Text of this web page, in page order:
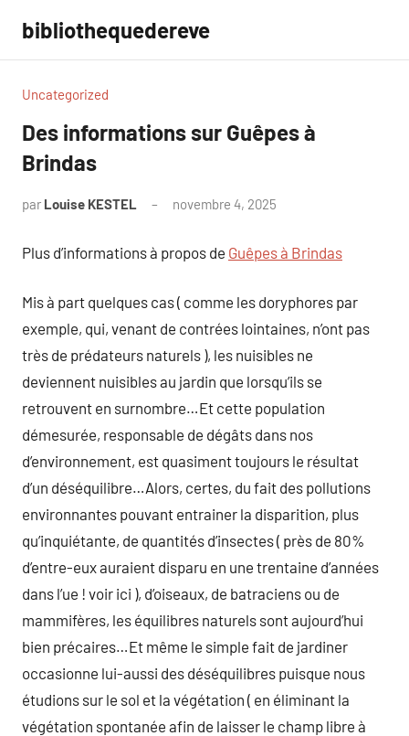
contenu
bibliothequedereve
Uncategorized
Des informations sur Guêpes à
Brindas
par Louise KESTEL novembre 4, 2025
Plus d’informations à propos de Guêpes à Brindas
Mis à part quelques cas ( comme les doryphores par
exemple, qui, venant de contrées lointaines, n’ont pas
très de prédateurs naturels ), les nuisibles ne
deviennent nuisibles au jardin que lorsqu’ils se
retrouvent en surnombre…Et cette population
démesurée, responsable de dégâts dans nos
d’environnement, est quasiment toujours le résultat
d’un déséquilibre…Alors, certes, du fait des pollutions
environnantes pouvant entrainer la disparition, plus
qu’inquiétante, de quantités d’insectes ( près de 80%
d’entre-eux auraient disparu en une trentaine d’années
dans l’ue ! voir ici ), d’oiseaux, de batraciens ou de
mammifères, les équilibres naturels sont aujourd’hui
bien précaires…Et même le simple fait de jardiner
occasionne lui-aussi des déséquilibres puisque nous
étudions sur le sol et la végétation ( en éliminant la
végétation spontanée afin de laisser le champ libre à